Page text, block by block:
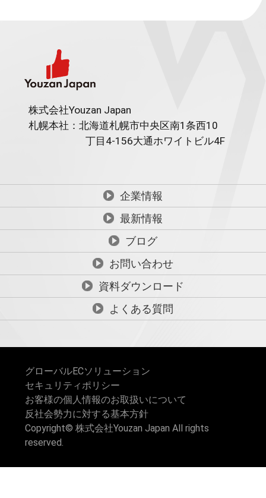
株式会社Youzan Japan
札幌本社：北海道札幌市中央区南1条西10
丁目4-156大通ホワイトビル4F
企業情報
最新情報
ブログ
お問い合わせ
資料ダウンロード
よくある質問
グローバルECソリューション
セキュリティポリシー
お客様の個人情報のお取扱いについて
反社会勢力に対する基本方針
Copyright© 株式会社Youzan Japan All rights
reserved.